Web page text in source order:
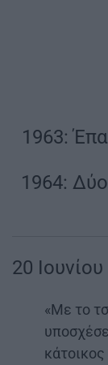
1963:
1964:
20
«Με το
κάτοικος